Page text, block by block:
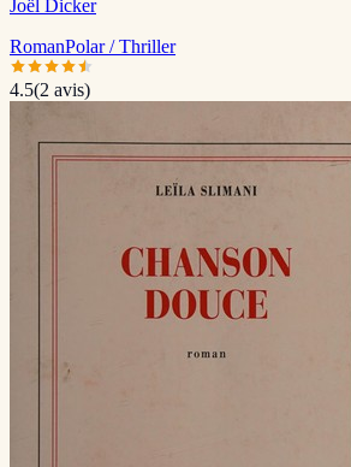
Joël Dicker
RomanPolar / Thriller
4.5(2 avis)